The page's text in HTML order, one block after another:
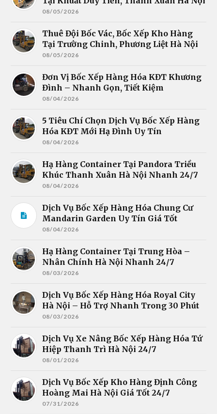
08/05/2026
Thuê Đội Bốc Vác, Bốc Xếp Kho Hàng
Tại Trường Chinh, Phương Liệt Hà Nội
08/05/2026
Đơn Vị Bốc Xếp Hàng Hóa KĐT Khương
Đình – Nhanh Gọn, Tiết Kiệm
08/04/2026
5 Tiêu Chí Chọn Dịch Vụ Bốc Xếp Hàng
Hóa KĐT Mới Hạ Đình Uy Tín
08/04/2026
Hạ Hàng Container Tại Pandora Triều
Khúc Thanh Xuân Hà Nội Nhanh 24/7
08/04/2026
Dịch Vụ Bốc Xếp Hàng Hóa Chung Cư
Mandarin Garden Uy Tín Giá Tốt
08/04/2026
Hạ Hàng Container Tại Trung Hòa –
Nhân Chính Hà Nội Nhanh 24/7
08/03/2026
Dịch Vụ Bốc Xếp Hàng Hóa Royal City
Hà Nội – Hỗ Trợ Nhanh Trong 30 Phút
08/03/2026
Dịch Vụ Xe Nâng Bốc Xếp Hàng Hóa Tứ
Hiệp Thanh Trì Hà Nội 24/7
08/01/2026
Dịch Vụ Bốc Xếp Kho Hàng Định Công
Hoàng Mai Hà Nội Giá Tốt 24/7
07/31/2026